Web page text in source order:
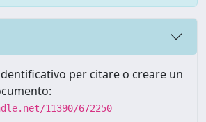
per citare o creare un
11390/672250